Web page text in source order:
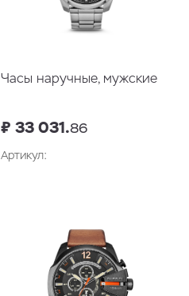
Часы наручные, мужские
₽ 33 031.86
Артикул: